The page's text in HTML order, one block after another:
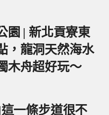
園 | 新北貢寮東
，龍洞天然海水
木舟超好玩～
一條步道很不